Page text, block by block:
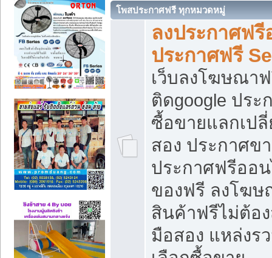
โพสประกาศฟรี ทุกหมวดหมู่
ลงประกาศฟ
ประกาศฟรี
เว็บลงโฆษณา
ติดgoogle ปร
ซื้อขายแลกเป
สอง ประกาศข
ประกาศฟรีออ
ของฟรี ลงโฆ
สินค้าฟรีไม่ต้อ
มือสอง แหล่งร